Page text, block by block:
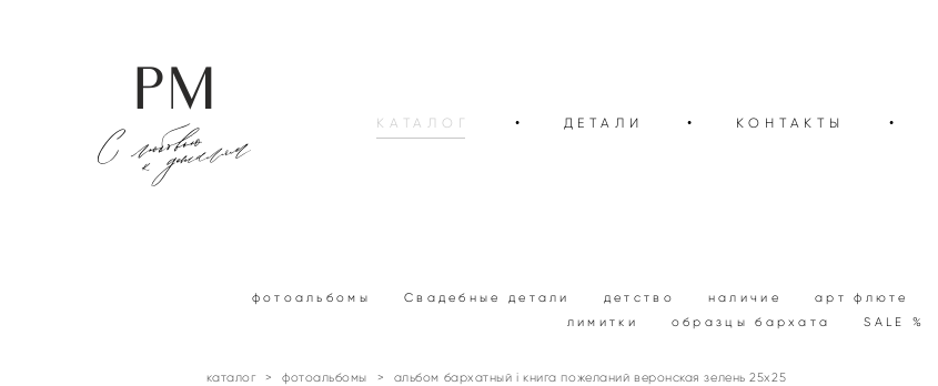
КАТАЛОГ • ДЕТАЛИ • КОНТАКТЫ •
фотоальбомы Свадебные детали детство наличие арт флюте
лимитки
образцы бархата SALE %
каталог > фотоальбомы > альбом бархатный i книга пожеланий веронская зелень 25х25